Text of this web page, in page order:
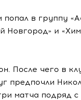
в группу
Новгород» и
После чего в
предпочли
матча подряд